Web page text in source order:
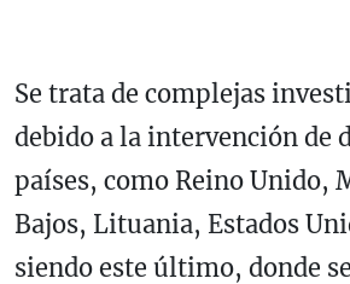
Se trata de complejas
debido a la intervención de
países, como Reino Unido,
Bajos, Lituania, Estados
siendo este último, donde